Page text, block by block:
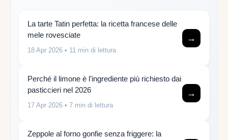
La tarte Tatin perfetta: la ricetta francese delle
mele rovesciate
18 Apr 2026 • 11 min di lettura
→
Perché il limone è l’ingrediente più richiesto dai
pasticcieri nel 2026
17 Apr 2026 • 7 min di lettura
→
Zeppole al forno gonfie senza friggere: la